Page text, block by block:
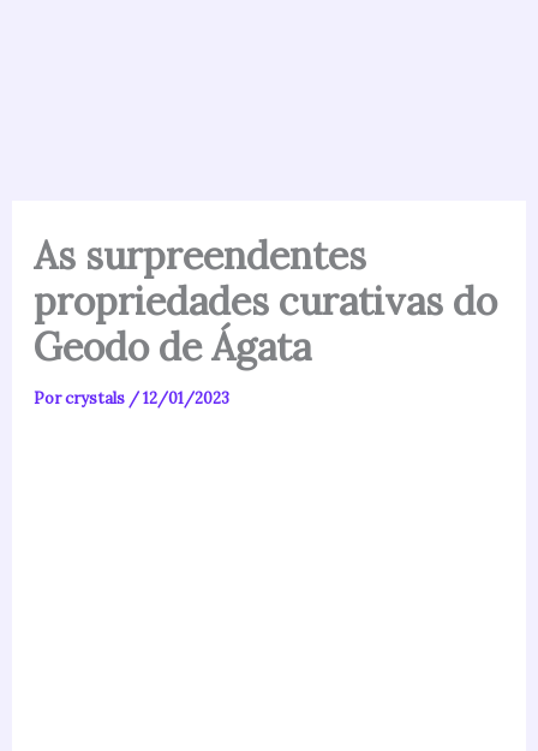
As surpreendentes
propriedades curativas do
Geodo de Ágata
Porcrystals /12/01/2023